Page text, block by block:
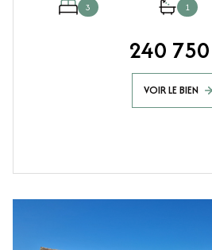
3 1
240
VOIR LE BIEN